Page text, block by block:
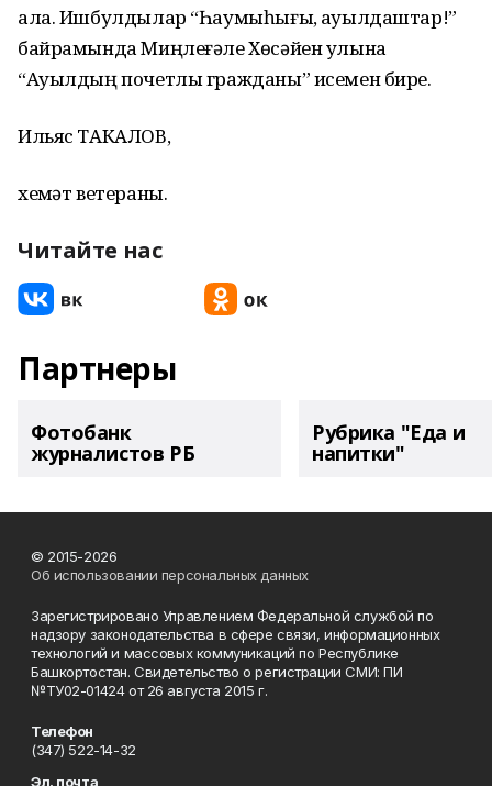
ала. Ишбулдылар “Һаумыһығыҙ, ауылдаштар!”
байрамында Миңлеғәле Хөсәйен улына
“Ауылдың почетлы гражданы” исемен бирҙе.
Ильяс ТАКАЛОВ,
хеҙмәт ветераны.
Читайте нас
Партнеры
Фотобанк
журналистов РБ
Рубрика "Еда и
напитки"
© 2015-2026
Об использовании персональных данных
Зарегистрировано Управлением Федеральной службой по
надзору законодательства в сфере связи, информационных
технологий и массовых коммуникаций по Республике
Башкортостан. Свидетельство о регистрации СМИ: ПИ
№ТУ02-01424 от 26 августа 2015 г.
Телефон
(347) 522-14-32
Эл. почта